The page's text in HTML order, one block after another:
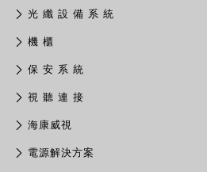
光 纖 設 備 系 統
機 櫃
保 安 系 統
視 聽 連 接
​海康威視
電源解決方案